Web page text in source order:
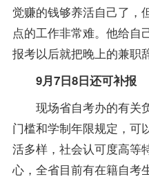
觉赚的钱够养活自己了，
点的工作非常难。他给自
报考以后就把晚上的兼职
9月7日8日还可补报
现场省自考办的有关
门槛和学制年限规定，可
活多样，社会认可度高等
心，全省目前有在籍自考